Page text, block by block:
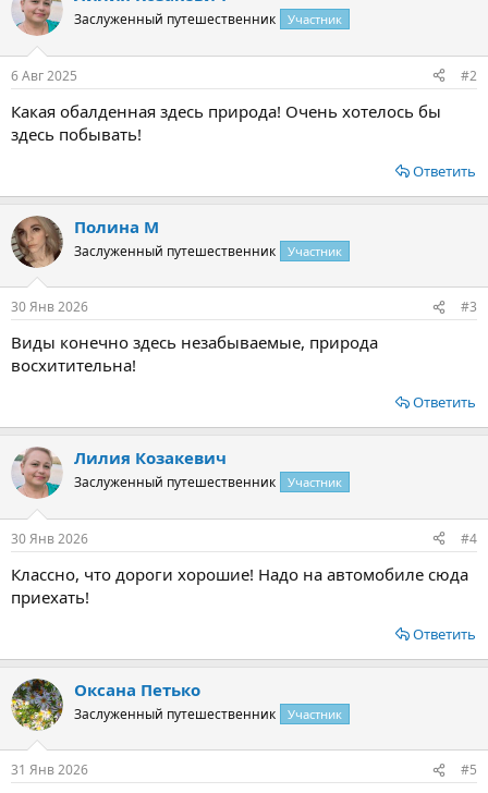
ц
и
Заслуженный путешественник Участник
6 Авг 2025 #2
Какая обалденная здесь природа! Очень хотелось бы
здесь побывать!
Ответить
Полина М
Заслуженный путешественник Участник
30 Янв 2026 #3
Виды конечно здесь незабываемые, природа
восхитительна!
Ответить
Лилия Козакевич
Заслуженный путешественник Участник
30 Янв 2026 #4
Классно, что дороги хорошие! Надо на автомобиле сюда
приехать!
Ответить
Оксана Петько
Заслуженный путешественник Участник
31 Янв 2026 #5